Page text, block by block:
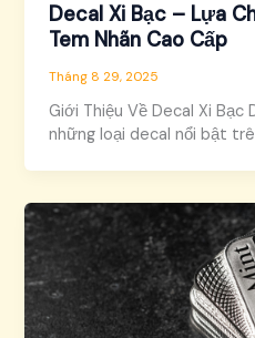
Decal Xi Bạc – Lựa
Tem Nhãn Cao Cấp
Tháng 8 29, 2025
Giới Thiệu Về Decal Xi
những loại decal nổi bật